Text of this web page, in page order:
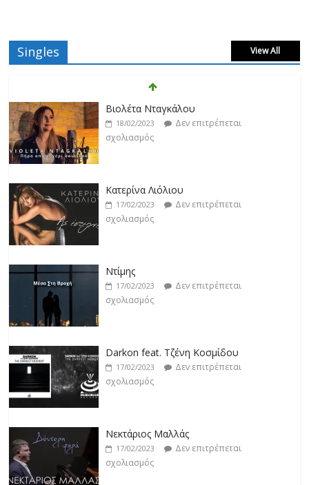
Singles View All
Βιολέτα Νταγκάλου
18/02/2023
Δεν επιτρέπεται
σχολιασμός
Κατερίνα Λιόλιου
17/02/2023
Δεν επιτρέπεται
σχολιασμός
Ντίμης
17/02/2023
Δεν επιτρέπεται
σχολιασμός
Darkon feat. Τζένη Κοσμίδου
17/02/2023
Δεν επιτρέπεται
σχολιασμός
Νεκτάριος Μαλλάς
17/02/2023
Δεν επιτρέπεται
σχολιασμός